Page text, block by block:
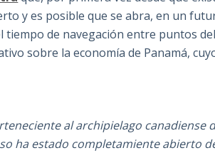
y es posible que se abra, en un
de navegación entre puntos
sobre la economía de Panamá,
al archipielago canadiense
ha estado completamiente abierto